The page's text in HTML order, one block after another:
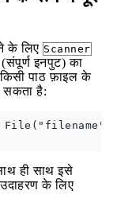
के लिए Scanner
(संपूर्ण इनपुट) का
पाठ फ़ाइल के
सकता है:
ही साथ इसे
के लिए